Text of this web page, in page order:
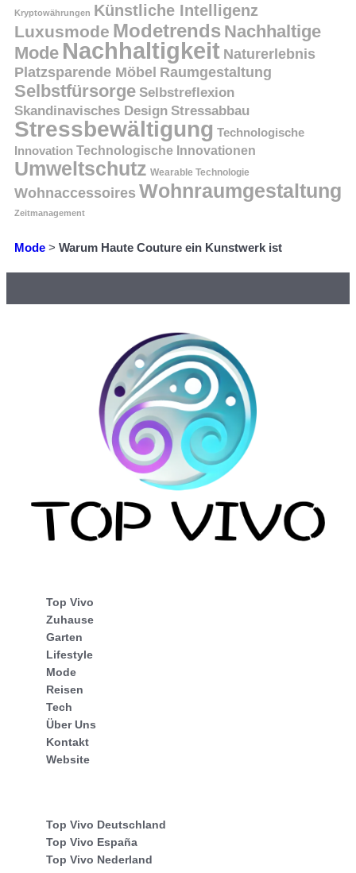
Kryptowährungen Künstliche Intelligenz
Luxusmode Modetrends Nachhaltige
Mode Nachhaltigkeit Naturerlebnis
Platzsparende Möbel Raumgestaltung
Selbstfürsorge Selbstreflexion
Skandinavisches Design Stressabbau
Stressbewältigung Technologische
Innovation Technologische Innovationen
Umweltschutz Wearable Technologie
Wohnaccessoires Wohnraumgestaltung
Zeitmanagement
Mode > Warum Haute Couture ein Kunstwerk ist
Top Vivo
Zuhause
Garten
Lifestyle
Mode
Reisen
Tech
Über Uns
Kontakt
Website
Top Vivo Deutschland
Top Vivo España
Top Vivo Nederland